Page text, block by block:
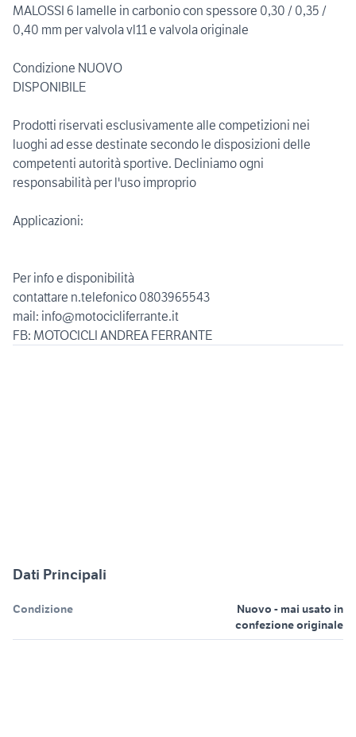
MALOSSI 6 lamelle in carbonio con spessore 0,30 / 0,35 /
0,40 mm per valvola vl11 e valvola originale
Condizione NUOVO
DISPONIBILE
Prodotti riservati esclusivamente alle competizioni nei
luoghi ad esse destinate secondo le disposizioni delle
competenti autorità sportive. Decliniamo ogni
responsabilità per l'uso improprio
Applicazioni:
Per info e disponibilità
contattare n.telefonico 0803965543
mail: info@motocicliferrante.it
Dati Principali
Condizione
Nuovo - mai usato in
confezione originale